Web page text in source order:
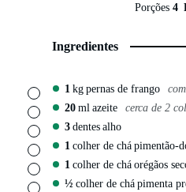
Porções4
Ingredientes
▢ 1kgpernas de frango
▢ 20mlazeite cerca de 2
▢ 3dentesalho
▢ 1colher de chápimentão-
▢ 1colher de cháorégãos
▢ ½ colher de chápimenta